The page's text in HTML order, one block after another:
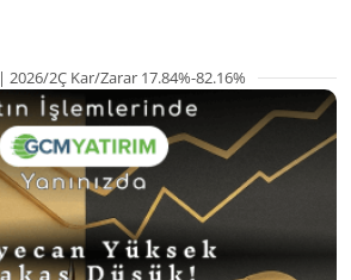
2Ç Kar/Zarar 17.84%-82.16%